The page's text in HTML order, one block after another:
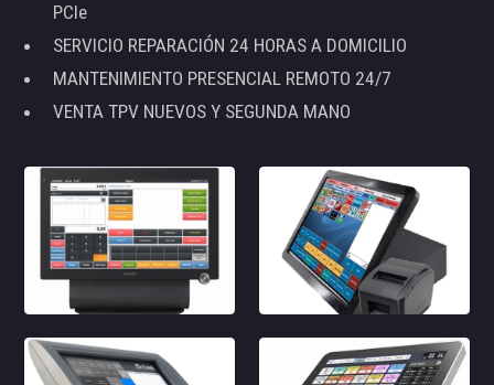
PCIe
SERVICIO REPARACIÓN 24 HORAS A DOMICILIO
MANTENIMIENTO PRESENCIAL REMOTO 24/7
VENTA TPV NUEVOS Y SEGUNDA MANO